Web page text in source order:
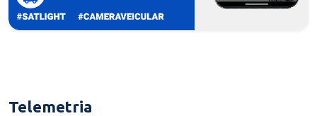
Telemetria